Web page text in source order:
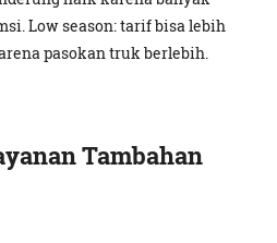
Low season: tarif bisa lebih
pasokan truk berlebih.
Tambahan